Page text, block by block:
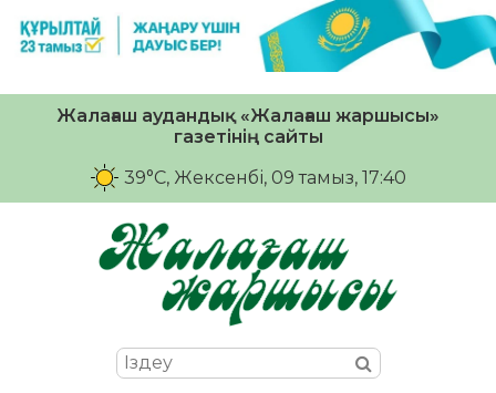
Жалағаш аудандық «Жалағаш жаршысы»
газетінің сайты
39°C, Жексенбі, 09 тамыз, 17:40